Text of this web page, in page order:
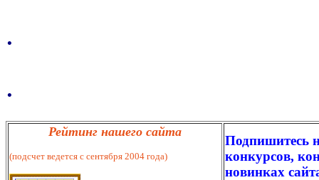
.
.
Рейтинг нашего сайта
(подсчет ведется с сентября 2004 года)
Подпишитесь
конкурсов,
новинках